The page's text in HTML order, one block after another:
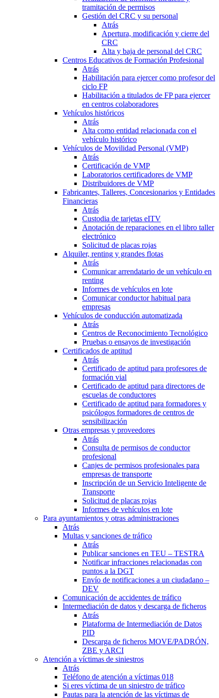
tramitación de permisos
Gestión del CRC y su personal
Atrás
Apertura, modificación y cierre del
CRC
Alta y baja de personal del CRC
Centros Educativos de Formación Profesional
Atrás
Habilitación para ejercer como profesor del
ciclo FP
Habilitación a titulados de FP para ejercer
en centros colaboradores
Vehículos históricos
Atrás
Alta como entidad relacionada con el
vehículo histórico
Vehículos de Movilidad Personal (VMP)
Atrás
Certificación de VMP
Laboratorios certificadores de VMP
Distribuidores de VMP
Fabricantes, Talleres, Concesionarios y Entidades
Financieras
Atrás
Custodia de tarjetas eITV
Anotación de reparaciones en el libro taller
electrónico
Solicitud de placas rojas
Alquiler, renting y grandes flotas
Atrás
Comunicar arrendatario de un vehículo en
renting
Informes de vehículos en lote
Comunicar conductor habitual para
empresas
Vehículos de conducción automatizada
Atrás
Centros de Reconocimiento Tecnológico
Pruebas o ensayos de investigación
Certificados de aptitud
Atrás
Certificado de aptitud para profesores de
formación vial
Certificado de aptitud para directores de
escuelas de conductores
Certificado de aptitud para formadores y
psicólogos formadores de centros de
sensibilización
Otras empresas y proveedores
Atrás
Consulta de permisos de conductor
profesional
Canjes de permisos profesionales para
empresas de transporte
Inscripción de un Servicio Inteligente de
Transporte
Solicitud de placas rojas
Informes de vehículos en lote
Para ayuntamientos y otras administraciones
Atrás
Multas y sanciones de tráfico
Atrás
Publicar sanciones en TEU – TESTRA
Notificar infracciones relacionadas con
puntos a la DGT
Envío de notificaciones a un ciudadano –
DEV
Comunicación de accidentes de tráfico
Intermediación de datos y descarga de ficheros
Atrás
Plataforma de Intermediación de Datos
PID
Descarga de ficheros MOVE/PADRÓN,
ZBE y ARCI
Atención a víctimas de siniestros
Atrás
Teléfono de atención a víctimas 018
Si eres víctima de un siniestro de tráfico
Pautas para la atención de las víctimas de